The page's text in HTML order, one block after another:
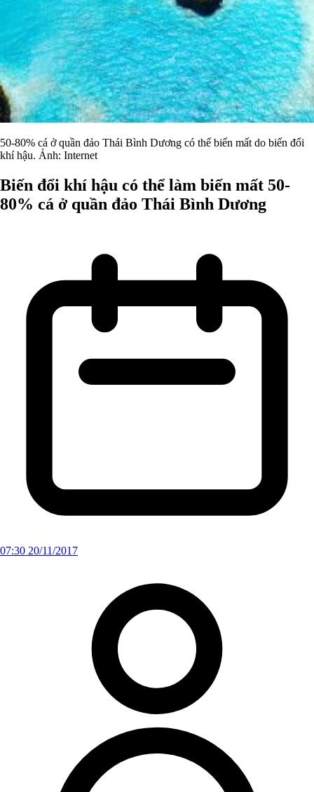
50-80% cá ở quần đảo Thái Bình Dương có thể biến mất do biến đổi
khí hậu. Ảnh: Internet
Biến đổi khí hậu có thể làm biến mất 50-
80% cá ở quần đảo Thái Bình Dương
07:30 20/11/2017